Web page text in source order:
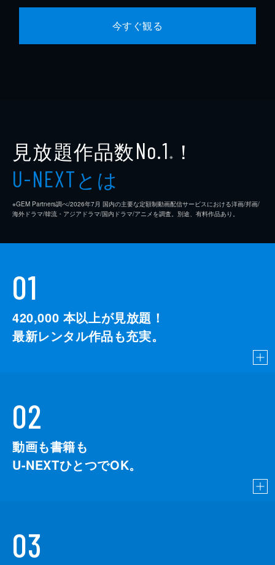
今すぐ観る
見放題作品数No.1 ※ ！
U-NEXTとは
※GEM Partners調べ/2026年7⽉ 国内の主要な定額制動画配信サービスにおける洋画/邦画/
海外ドラマ/韓流・アジアドラマ/国内ドラマ/アニメを調査。別途、有料作品あり。
01
420,000 本以上が見放題！
最新レンタル作品も充実。
02
動画も書籍も
U-NEXTひとつでOK。
03